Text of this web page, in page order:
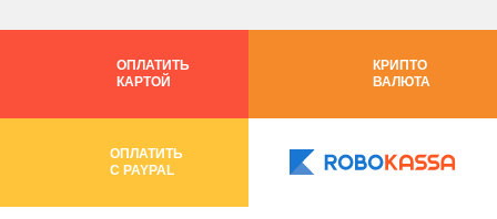
ОПЛАТИТЬ
КАРТОЙ
КРИПТО
ВАЛЮТА
ОПЛАТИТЬ
C PAYPAL